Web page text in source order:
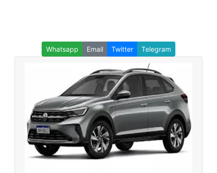
Whatsapp Email Twitter Telegram